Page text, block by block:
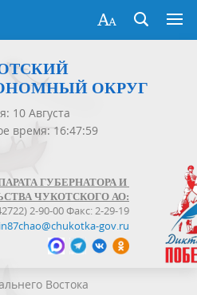
ОКРУГ
10 Августа
время: 16:48:00
ГУБЕРНАТОРА И
ЧУКОТСКОГО АО:
2-90-00 Факс: 2-29-19
gov.ru
Востока